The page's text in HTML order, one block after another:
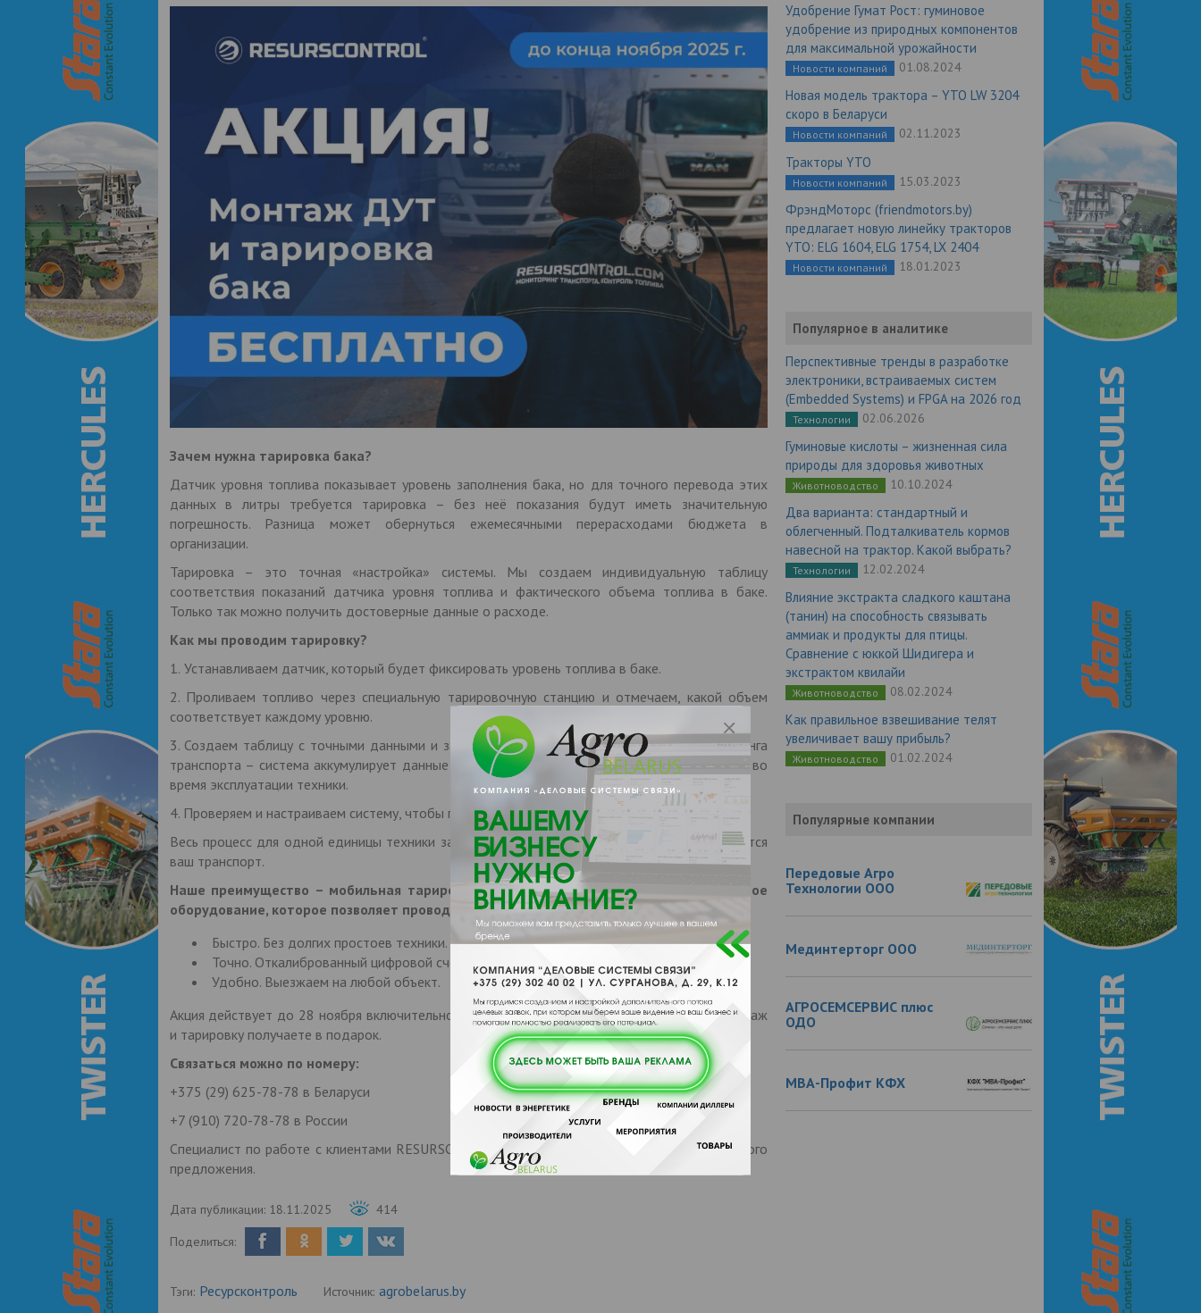
Зачем нужна тарировка бака?
Датчик уровня топлива показывает уровень заполнения бака, но для точного перевода этих
данных в литры требуется тарировка – без неё показания будут иметь значительную
погрешность. Разница может обернуться ежемесячными перерасходами бюджета в
организации.
Тарировка – это точная «настройка» системы. Мы создаем индивидуальную таблицу
соответствия показаний датчика уровня топлива и фактического объема топлива в баке.
Только так можно получить достоверные данные о расходе.
Как мы проводим тарировку?
1. Устанавливаем датчик, который будет фиксировать уровень топлива в баке.
2. Проливаем топливо через специальную тарировочную станцию и отмечаем, какой объем
соответствует каждому уровню.
3. Создаем таблицу с точными данными и загружаем ее в систему спутникового мониторинга
транспорта – система аккумулирует данные и отражает, сколько литров находится в баке во
время эксплуатации техники.
4. Проверяем и настраиваем систему, чтобы погрешность была минимальной – до 1%.
Весь процесс для одной единицы техники займет около 1 часа и пройдет там, где находится
ваш транспорт.
Наше преимущество – мобильная тарировочная станция. Мы используем специальное
оборудование, которое позволяет проводить тарировку:
Быстро. Без долгих простоев техники.
Точно. Откалиброванный цифровой счетчик тарировочной станции исключает ошибки.
Удобно. Выезжаем на любой объект.
Акция действует до 28 ноября включительно – вы платите только за оборудование, а монтаж
и тарировку получаете в подарок.
Связаться можно по номеру:
+375 (29) 625-78-78 в Беларуси
+7 (910) 720-78-78 в России
Специалист по работе с клиентами RESURSCONTROL подготовит расчет с учетом акционного
предложения.
Дата публикации: 18.11.2025 414
Поделиться:
Тэги: Ресурсконтроль Источник: agrobelarus.by
Удобрение Гумат Рост: гуминовое
удобрение из природных компонентов
для максимальной урожайности
Новости компаний 01.08.2024
Новая модель трактора – YTO LW 3204
скоро в Беларуси
Новости компаний 02.11.2023
Тракторы YTO
Новости компаний 15.03.2023
ФрэндМоторс (friendmotors.by)
предлагает новую линейку тракторов
YTO: ELG 1604, ELG 1754, LX 2404
Новости компаний 18.01.2023
Популярное в аналитике
Перспективные тренды в разработке
электроники, встраиваемых систем
(Embedded Systems) и FPGA на 2026 год
Технологии 02.06.2026
Гуминовые кислоты – жизненная сила
природы для здоровья животных
Животноводство 10.10.2024
Два варианта: стандартный и
облегченный. Подталкиватель кормов
навесной на трактор. Какой выбрать?
Технологии 12.02.2024
Влияние экстракта сладкого каштана
(танин) на способность связывать
аммиак и продукты для птицы.
Сравнение с юккой Шидигера и
экстрактом квилайи
Животноводство 08.02.2024
Как правильное взвешивание телят
увеличивает вашу прибыль?
Животноводство 01.02.2024
Популярные компании
Передовые Агро
Технологии ООО
Мединтерторг ООО
АГРОСЕМСЕРВИС плюс
ОДО
МВА-Профит КФХ